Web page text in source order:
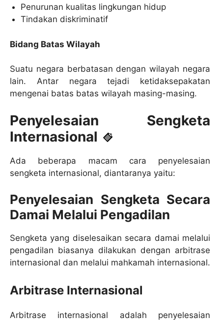
Penurunan kualitas lingkungan hidup
Tindakan diskriminatif
Bidang Batas Wilayah
Suatu negara berbatasan dengan wilayah negara
lain. Antar negara tejadi ketidaksepakatan
mengenai batas batas wilayah masing-masing.
Penyelesaian Sengketa
Internasional
Ada beberapa macam cara penyelesaian
sengketa internasional, diantaranya yaitu:
Penyelesaian Sengketa Secara
Damai Melalui Pengadilan
Sengketa yang diselesaikan secara damai melalui
pengadilan biasanya dilakukan dengan arbitrase
internasional dan melalui mahkamah internasional.
Arbitrase Internasional
Arbitrase internasional adalah penyelesaian